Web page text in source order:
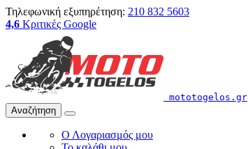
Τηλεφωνική εξυπηρέτηση: 210 832 5603
4,6 Κριτικές Google
mototogelos.gr
Αναζήτηση
Ο Λογαριασμός μου